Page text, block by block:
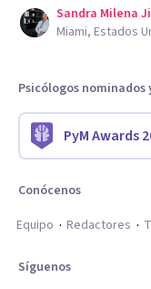
Sandra Milena
Miami, Estados
Psicólogos nominados
PyM Awards
Conócenos
Equipo
Redactores
Síguenos